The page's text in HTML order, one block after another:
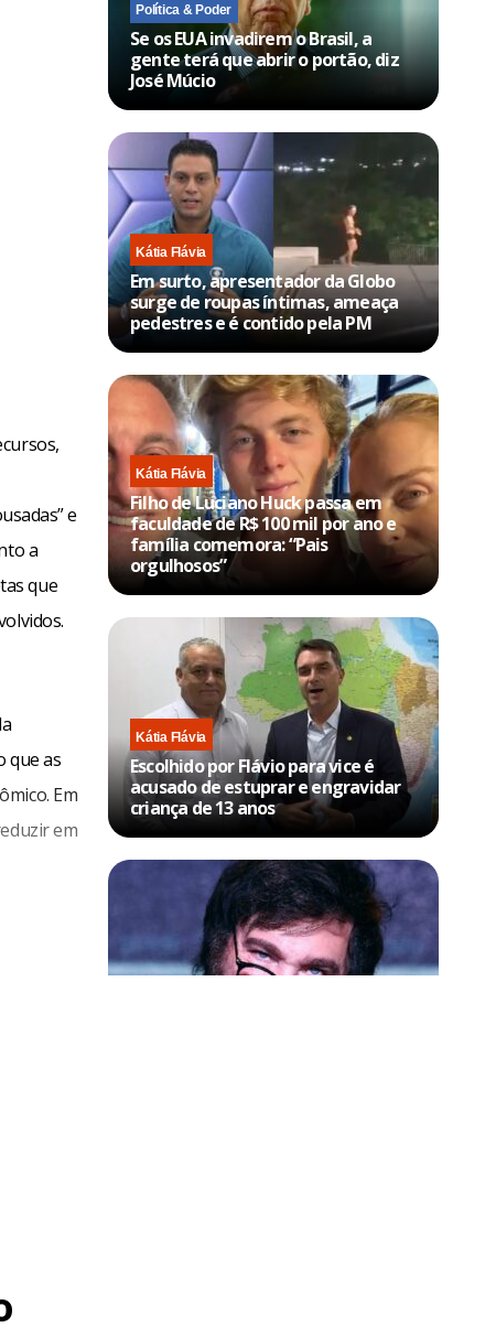
e
a
que
que as
Em
em
Política & Poder
Se os EUA invadirem o Brasil, a
gente terá que abrir o portão, diz
José Múcio
Kátia Flávia
Em surto, apresentador da Globo
surge de roupas íntimas, ameaça
pedestres e é contido pela PM
Kátia Flávia
Filho de Luciano Huck passa em
faculdade de R$ 100 mil por ano e
família comemora: “Pais
orgulhosos”
Kátia Flávia
Escolhido por Flávio para vice é
acusado de estuprar e engravidar
criança de 13 anos